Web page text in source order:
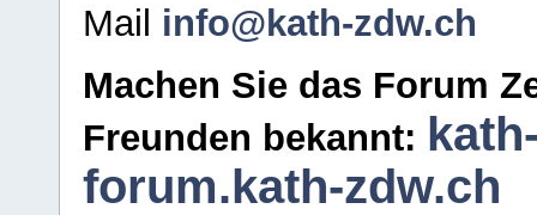
Mail info@kath-zdw.ch
Machen Sie das Forum
Freunden bekannt:
forum.kath-zdw.ch